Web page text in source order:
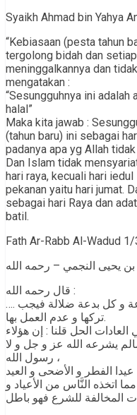
Syaikh Ahmad bin Yahya
“Kebiasaan (pesta tahun
tergolong bidah dan
meninggalkannya dan
mengatakan :
“Sesungguhnya ini adalah
halal”
Maka kita jawab :
(tahun baru) ini sebagai
padanya apa yg Allah
Dan Islam tidak
hari raya, kecuali hari
pekanan yaitu hari jumat.
sebagai hari Raya dan
batil.
Fath Ar-Rabb Al-Wadud
قال رحمه الله :
…. هذه العادة عادة باطلة و هي تعتبر بدعة و كل بدعة ضلالة فيجب
تركها و عدم العمل بها.
الحل قلنا : إن هؤلاء
يشرعه الله عز و جل و لا
رسول الله ،
عيدا الفطر و الأضحى و العيد
اتخذه النَّاس من الأعياد و